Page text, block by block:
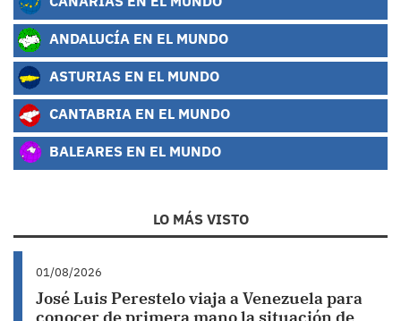
ANDALUCÍA EN EL MUNDO
ASTURIAS EN EL MUNDO
CANTABRIA EN EL MUNDO
BALEARES EN EL MUNDO
LO MÁS VISTO
01/08/2026
José Luis Perestelo viaja a Venezuela para